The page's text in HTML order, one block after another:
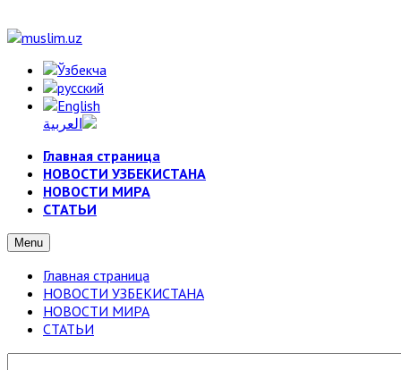
Главная страница
НОВОСТИ УЗБЕКИСТАНА
НОВОСТИ МИРА
СТАТЬИ
Menu
Главная страница
НОВОСТИ УЗБЕКИСТАНА
НОВОСТИ МИРА
СТАТЬИ